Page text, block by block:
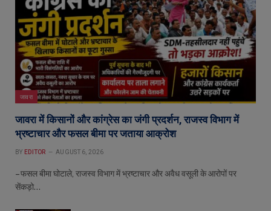
जावरा
जावरा में किसानों और कांग्रेस का जंगी प्रदर्शन, राजस्व विभाग में
भ्रष्टाचार और फसल बीमा पर जताया आक्रोश
BY EDITOR AUGUST 6, 2026
– फसल बीमा घोटाले, राजस्व विभाग में भ्रष्टाचार और अवैध वसूली के आरोपों पर
सेंकड़ो…